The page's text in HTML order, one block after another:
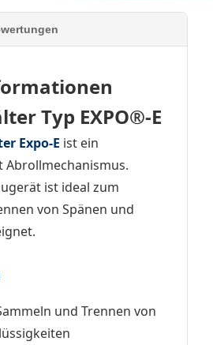
Typ EXPO®-E
Expo-E ist ein
Abrollmechanismus.
ist ideal zum
von Spänen und
und Trennen von